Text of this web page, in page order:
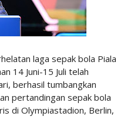
laga sepak bola Piala
14 Juni-15 Juli telah
berhasil tumbangkan
pertandingan sepak bola
di Olympiastadion, Berlin,